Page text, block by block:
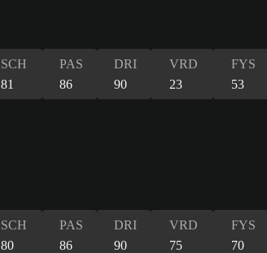
SCH
81
PAS
86
DRI
90
VRD
23
FYS
53
SCH
80
PAS
86
DRI
90
VRD
75
FYS
70